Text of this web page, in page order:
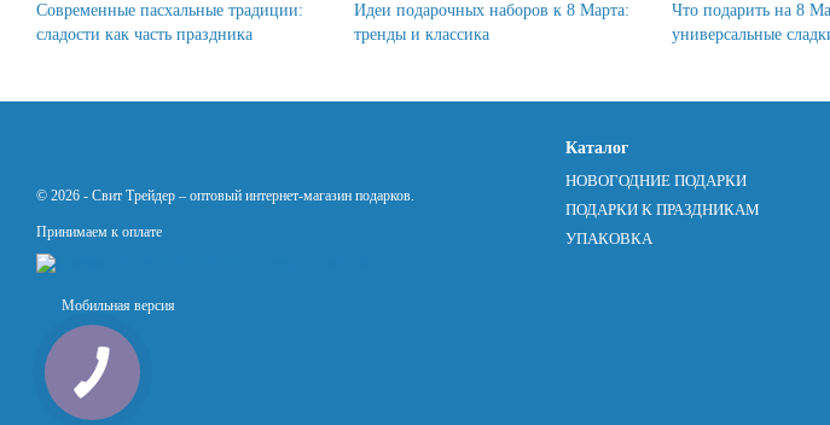
Современные пасхальные традиции:
сладости как часть праздника
Идеи подарочных наборов к 8 Марта:
тренды и классика
Что подарить на 8
универсальные
© 2026 - Свит Трейдер – оптовый интернет-магазин подарков.
Принимаем к оплате
Мобильная версия
Каталог
НОВОГОДНИЕ ПОДАРКИ
ПОДАРКИ К ПРАЗДНИКАМ
УПАКОВКА